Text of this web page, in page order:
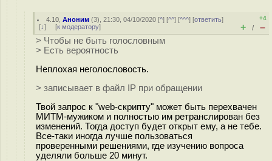
4.10 ,Аноним (3), 21:30, 04/10/2020 [^] [^^] [^^^] [ответить]
[↓] [к модератору]
+4
+ / –
> Чтобы не быть голословным
> Есть вероятность
Неплохая неголословость.
> записывает в файл IP при обращении
Твой запрос к "web-скрипту" может быть перехвачен
МИТМ-мужиком и полностью им ретранслирован без
изменений. Тогда доступ будет открыт ему, а не тебе.
Все-таки иногда лучше пользоваться
проверенными решениями, где изучению вопроса
уделяли больше 20 минут.